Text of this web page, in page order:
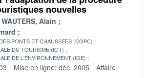
nouvelles
WAUTERS, Alain
PONTS ET CHAUSSEES (CGPC)
DU TOURISME (IGT)
DE L'ENVIRONNEMENT (IGE)
Mise en ligne: déc. 2005
Affaire